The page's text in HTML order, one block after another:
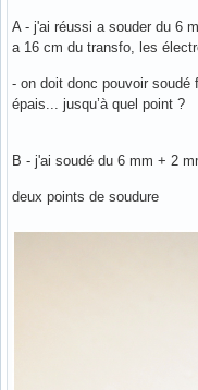
A - j'ai réussi a souder du 6
a 16 cm du transfo, les
- on doit donc pouvoir
épais... jusqu’à quel point ?
B - j'ai soudé du 6 mm + 2
deux points de soudure